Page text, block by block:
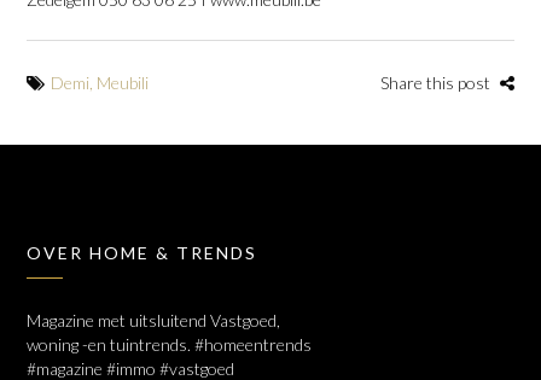
Demi Meubili Share this post
OVER HOME & TRENDS
Magazine met uitsluitend Vastgoed,
woning -en tuintrends. #homeentrends
#magazine #immo #vastgoed